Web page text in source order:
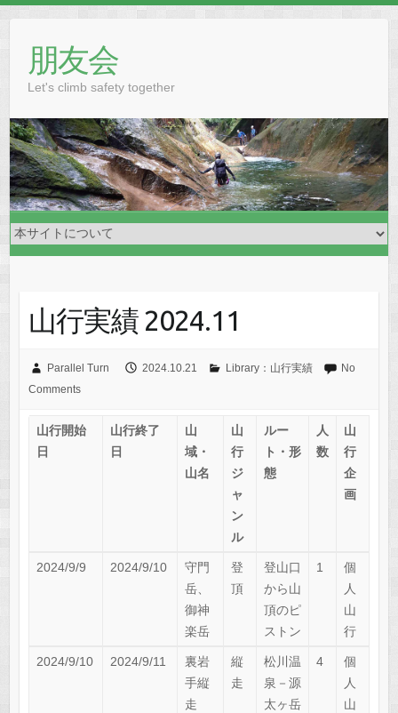
content朋友会
Let's climb safety together
山行実績 2024.11
Parallel Turn 2024.10.21 Library：山行実績
No
Comments
山行開始
日
山行終了
日
山
域・
山名
山
行
ジ
ャ
ン
ル
ルー
ト・形
態
人
数
山
行
企
画
2024/9/9 2024/9/10
守門
岳、
御神
楽岳
登
頂
登山口
から山
頂のピ
ストン
1
個
人
山
行
2024/9/10 2024/9/11
裏岩
手縦
走
縦
走
松川温
泉－源
太ヶ岳
4
個
人
山